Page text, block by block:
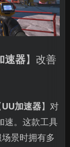
速器】改善
UU加速器】对
速。这款工具
景时拥有多